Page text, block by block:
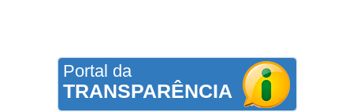
Portal da
TRANSPARÊNCIA